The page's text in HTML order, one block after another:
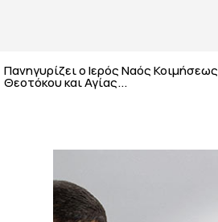
Πανηγυρίζει ο Ιερός Ναός Κοιμήσεως
Θεοτόκου και Αγίας...